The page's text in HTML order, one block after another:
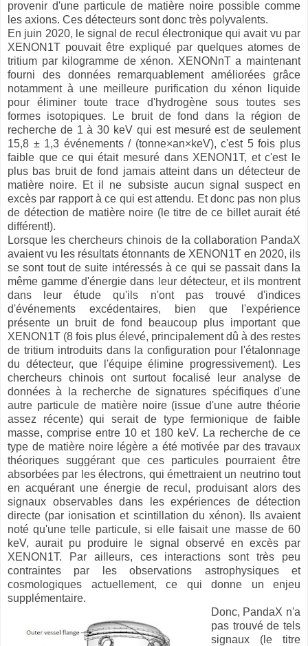
provenir d'une particule de matière noire possible comme
les axions. Ces détecteurs sont donc très polyvalents.
En juin 2020, le signal de recul électronique qui avait vu par
XENON1T pouvait être expliqué par quelques atomes de
tritium par kilogramme de xénon. XENONnT a maintenant
fourni des données remarquablement améliorées grâce
notamment à une meilleure purification du xénon liquide
pour éliminer toute trace d'hydrogène sous toutes ses
formes isotopiques. Le bruit de fond dans la région de
recherche de 1 à 30 keV qui est mesuré est de seulement
15,8 ± 1,3 événements / (tonne×an×keV), c'est 5 fois plus
faible que ce qui était mesuré dans XENON1T, et c'est le
plus bas bruit de fond jamais atteint dans un détecteur de
matière noire. Et il ne subsiste aucun signal suspect en
excès par rapport à ce qui est attendu. Et donc pas non plus
de détection de matière noire (le titre de ce billet aurait été
différent!).
Lorsque les chercheurs chinois de la collaboration PandaX
avaient vu les résultats étonnants de XENON1T en 2020, ils
se sont tout de suite intéressés à ce qui se passait dans la
même gamme d'énergie dans leur détecteur, et ils montrent
dans leur étude qu'ils n'ont pas trouvé d'indices
d'événements excédentaires, bien que l'expérience
présente un bruit de fond beaucoup plus important que
XENON1T (8 fois plus élevé, principalement dû à des restes
de tritium introduits dans la configuration pour l'étalonnage
du détecteur, que l'équipe élimine progressivement). Les
chercheurs chinois ont surtout focalisé leur analyse de
données à la recherche de signatures spécifiques d'une
autre particule de matière noire (issue d'une autre théorie
assez récente) qui serait de type fermionique de faible
masse, comprise entre 10 et 180 keV. La recherche de ce
type de matière noire légère a été motivée par des travaux
théoriques suggérant que ces particules pourraient être
absorbées par les électrons, qui émettraient un neutrino tout
en acquérant une énergie de recul, produisant alors des
signaux observables dans les expériences de détection
directe (par ionisation et scintillation du xénon). Ils avaient
noté qu'une telle particule, si elle faisait une masse de 60
keV, aurait pu produire le signal observé en excès par
XENON1T. Par ailleurs, ces interactions sont très peu
contraintes par les observations astrophysiques et
cosmologiques actuellement, ce qui donne un enjeu
supplémentaire.
Donc, PandaX n'a
pas trouvé de tels
signaux (le titre